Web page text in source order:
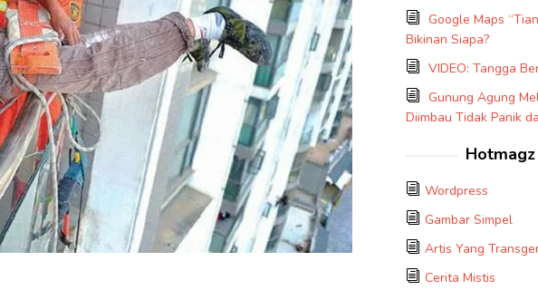
Google Maps
Bikinan Siapa?
VIDEO: Tangga
Gunung Agung
Diimbau Tidak Panik
Wordpress
Gambar Simpel
Artis Yang
Cerita Mistis